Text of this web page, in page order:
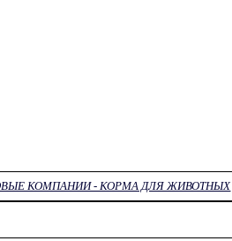
КОМПАНИИ - КОРМА ДЛЯ ЖИВОТНЫХ